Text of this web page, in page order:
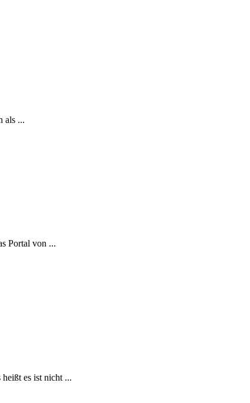
als ...
Portal von ...
es ist nicht ...